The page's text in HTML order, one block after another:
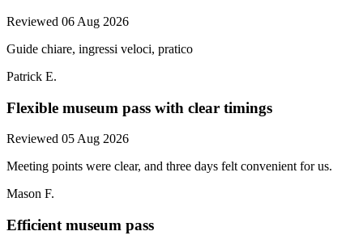
Reviewed 06 Aug 2026
Guide chiare, ingressi veloci, pratico
Patrick E.
Flexible museum pass with clear timings
Reviewed 05 Aug 2026
Meeting points were clear, and three days felt convenient for us.
Mason F.
Efficient museum pass